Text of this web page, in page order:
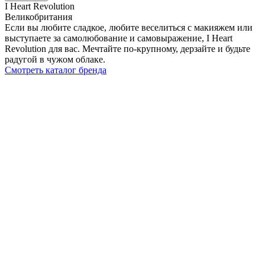
I Heart Revolution
Великобритания
Если вы любите сладкое, любите веселиться с макияжем или
выступаете за самолюбование и самовыражение, I Heart
Revolution для вас. Мечтайте по-крупному, дерзайте и будьте
радугой в чужом облаке.
Смотреть каталог бренда